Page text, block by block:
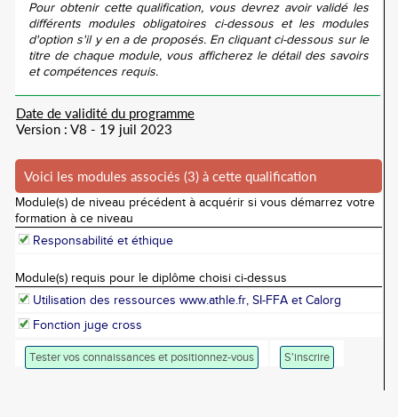
Pour obtenir cette qualification, vous devrez avoir validé les
différents modules obligatoires ci-dessous et les modules
d'option s'il y en a de proposés. En cliquant ci-dessous sur le
titre de chaque module, vous afficherez le détail des savoirs
et compétences requis.
Date de validité du programme
Version : V8 - 19 juil 2023
Voici les modules associés (3) à cette qualification
Module(s) de niveau précédent à acquérir si vous démarrez votre
formation à ce niveau
Responsabilité et éthique
Module(s) requis pour le diplôme choisi ci-dessus
Utilisation des ressources www.athle.fr, SI-FFA et Calorg
Fonction juge cross
Tester vos connaissances et positionnez-vous S'inscrire